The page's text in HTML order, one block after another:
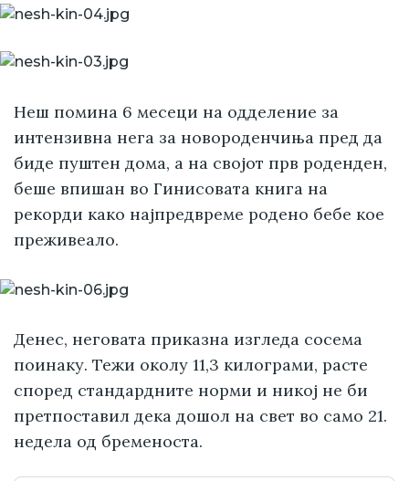
Неш помина 6 месеци на одделение за
интензивна нега за новороденчиња пред да
биде пуштен дома, а на својот прв роденден,
беше впишан во Гинисовата книга на
рекорди како најпредвреме родено бебе кое
преживеало.
Денес, неговата приказна изгледа сосема
поинаку. Тежи околу 11,3 килограми, расте
според стандардните норми и никој не би
претпоставил дека дошол на свет во само 21.
недела од бременоста.